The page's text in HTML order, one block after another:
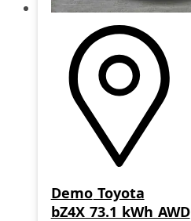
Demo Toyota
bZ4X 73.1 kWh AWD